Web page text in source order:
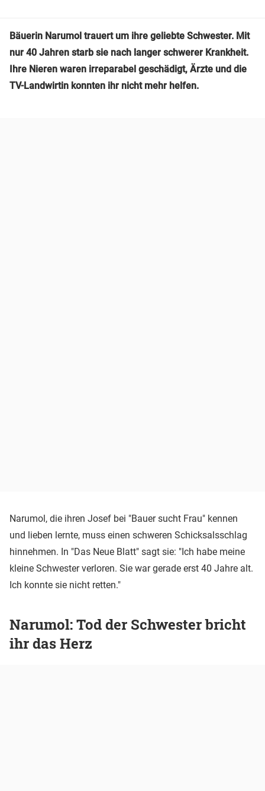
Bäuerin Narumol trauert um ihre geliebte Schwester. Mit
nur 40 Jahren starb sie nach langer schwerer Krankheit.
Ihre Nieren waren irreparabel geschädigt, Ärzte und die
TV-Landwirtin konnten ihr nicht mehr helfen.
Narumol, die ihren Josef bei "Bauer sucht Frau" kennen
und lieben lernte, muss einen schweren Schicksalsschlag
hinnehmen. In "Das Neue Blatt" sagt sie: "Ich habe meine
kleine Schwester verloren. Sie war gerade erst 40 Jahre alt.
Ich konnte sie nicht retten."
Narumol: Tod der Schwester bricht
ihr das Herz